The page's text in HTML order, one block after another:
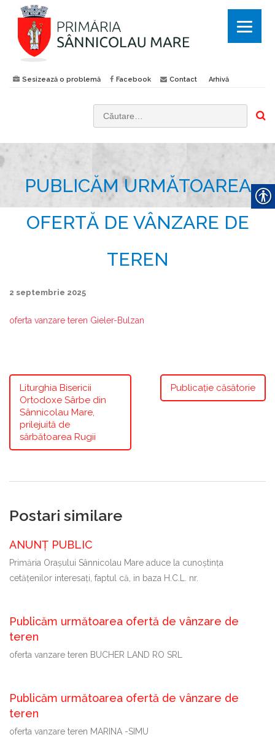
Sesizează o problemă Facebook Contact Arhivă
PUBLICĂM URMĂTOAREA
OFERTĂ DE VÂNZARE DE
TEREN
2 septembrie 2025
oferta vanzare teren Gieler-Bulzan
Liturghia Bisericii
Ortodoxe Sârbe din
Sânnicolau Mare,
prilejuită de
sărbătoarea Rugii
Publicație căsătorie
Postari similare
ANUNȚ PUBLIC
Primăria Oraşului Sânnicolau Mare aduce la cunoştinţa
cetăţenilor interesaţi, faptul că, in baza H.C.L. nr.
Publicăm următoarea ofertă de vânzare de
teren
oferta vanzare teren BUCHER LAND RO SRL
Publicăm următoarea ofertă de vânzare de
teren
oferta vanzare teren MARINA -SIMU